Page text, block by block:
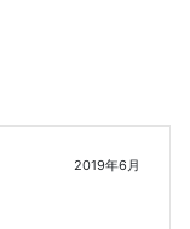
2019年6月